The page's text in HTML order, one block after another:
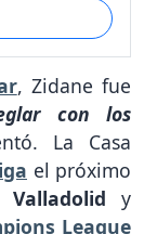
, Zidane fue
con los
La Casa
el próximo
Valladolid y
League